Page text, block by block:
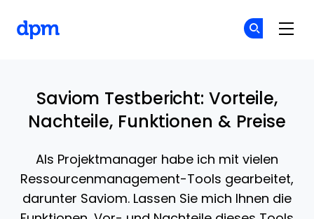
Saviom Testbericht: Vorteile,
Nachteile, Funktionen & Preise
Als Projektmanager habe ich mit vielen
Ressourcenmanagement-Tools gearbeitet,
darunter Saviom. Lassen Sie mich Ihnen die